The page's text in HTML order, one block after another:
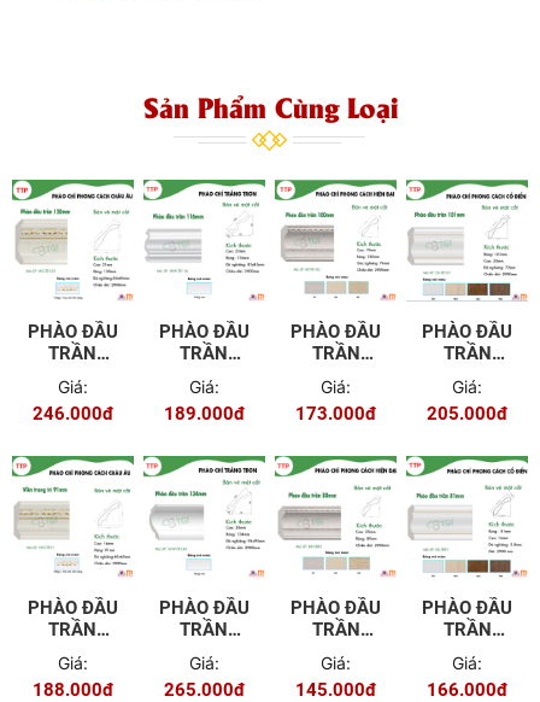
Sản Phẩm Cùng Loại
PHÀO ĐẦU
TRẦN
WG-TR120
Giá:
246.000đ
PHÀO ĐẦU
TRẦN
WW-TR116
Giá:
189.000đ
PHÀO ĐẦU
TRẦN
KR-TR100
Giá:
173.000đ
PHÀO ĐẦU
TRẦN
TR101
Giá:
205.000đ
PHÀO ĐẦU
TRẦN
91MM WG-
TR91
Giá:
188.000đ
PHÀO ĐẦU
TRẦN
134MM
WW-TR134
Giá:
265.000đ
PHÀO ĐẦU
TRẦN
80MM KR-
TR80
Giá:
145.000đ
PHÀO ĐẦU
TRẦN
81MM EU-
TR81
Giá:
166.000đ